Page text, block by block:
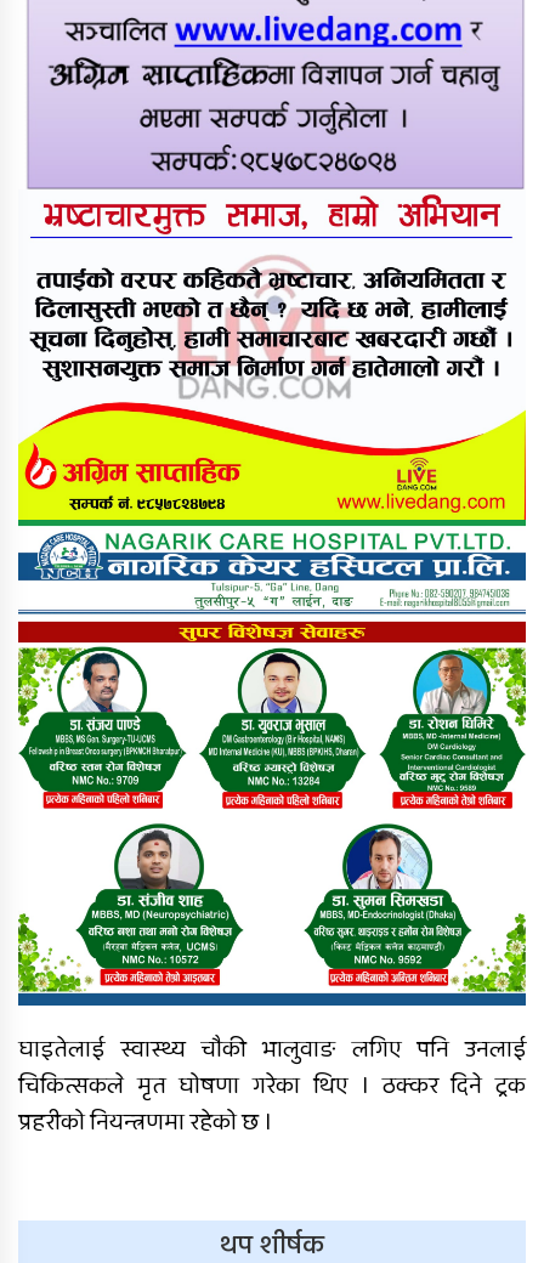
दंगीशरणमा आर्थिक वर्ष २०८२/८३ को
वार्षिक समीक्षा कार्यक्रम सम्पन्न
तुलसीपुरमा मोटरसाइकल र स्कुटी
ठोक्किँदा युवतीको मृत्यु
राप्ती आधारभूत अस्पतालमा शुक्रबार
निःशुल्क विशेषज्ञ स्वास्थ्य शिविर
सञ्चालन हुने
दाङमा आफ्नै भाइ बुहारी करणीको
आरोपमा जेठाजु विरुद्ध मुद्दा दायर
रोल्पामा खोलाले बगाउँदा एक वृद्धको
मृत्यु
घाइतेलाई स्वास्थ्य चौकी भालुवाङ लगिए पनि उनलाई
चिकित्सकले मृत घोषणा गरेका थिए । ठक्कर दिने ट्रक
प्रहरीको नियन्त्रणमा रहेको छ ।
थप शीर्षक